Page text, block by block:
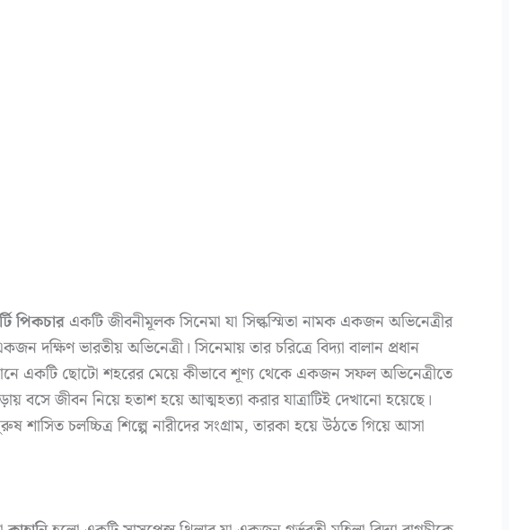
পিকচার একটি জীবনীমূলক সিনেমা যা সিল্কস্মিতা নামক একজন অভিনেত্রীর
দক্ষিণ ভারতীয় অভিনেত্রী। সিনেমায় তার চরিত্রে বিদ্যা বালান প্রধান
একটি ছোটো শহরের মেয়ে কীভাবে শূণ্য থেকে একজন সফল অভিনেত্রীতে
বসে জীবন নিয়ে হতাশ হয়ে আত্মহত্যা করার যাত্রাটিই দেখানো হয়েছে।
শাসিত চলচ্চিত্র শিল্পে নারীদের সংগ্রাম, তারকা হয়ে উঠতে গিয়ে আসা